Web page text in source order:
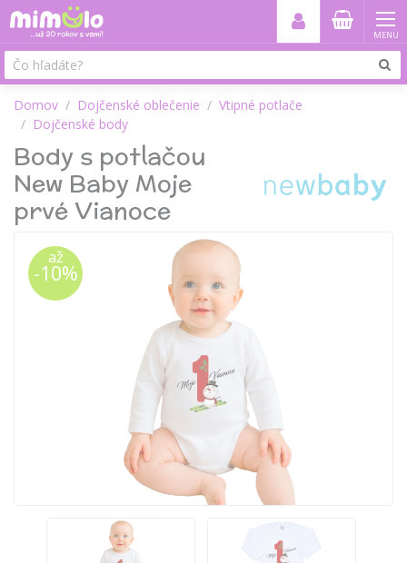
MENU
Domov Dojčenské oblečenie
Vtipné potlače
Dojčenské body
Body s potlačou
New Baby Moje
prvé Vianoce
až
-10%